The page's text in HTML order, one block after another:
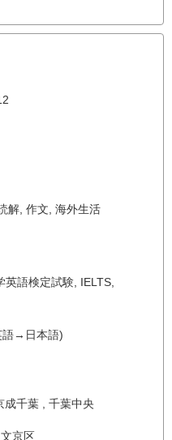
解 作文 海外生活
英語検定試験 IELTS
語→日本語)
成千葉 , 千葉中央
京区